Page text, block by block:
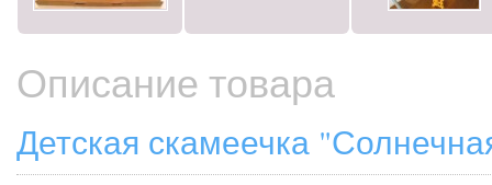
Описание товара
Детская скамеечка